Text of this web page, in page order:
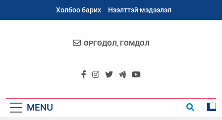
Холбоо барих Нээлттэй мэдээлэл
Архангай
ӨРГӨДӨЛ, ГОМДОЛ
MENU